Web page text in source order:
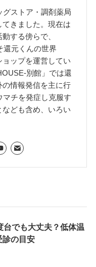
ストア・調剤薬局
きました。現在は
する傍らで、
還元くんの世界
ップを運営してい
別館」では還
情報発信を主に行
マチを発症し克服す
ども含め、いろい
台でも大丈夫？低体温
診の目安